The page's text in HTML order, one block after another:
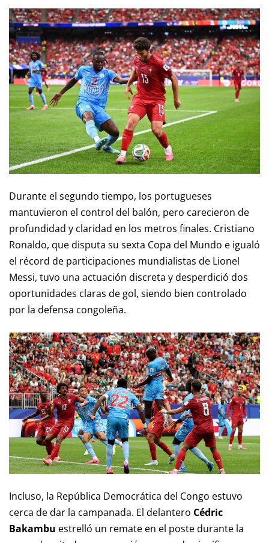
Durante el segundo tiempo, los portugueses
mantuvieron el control del balón, pero carecieron de
profundidad y claridad en los metros finales. Cristiano
Ronaldo, que disputa su sexta Copa del Mundo e igualó
el récord de participaciones mundialistas de Lionel
Messi, tuvo una actuación discreta y desperdició dos
oportunidades claras de gol, siendo bien controlado
por la defensa congoleña.
Incluso, la República Democrática del Congo estuvo
cerca de dar la campanada. El delantero Cédric
Bakambu estrelló un remate en el poste durante la